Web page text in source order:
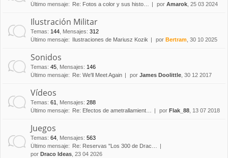
Último mensaje:
Re: Fotos a color y sus histo… por Amarok , 25 03 2024
Ilustración Militar
Temas: 144 Mensajes: 312
Último mensaje:
Ilustraciones de Mariusz Kozik por Bertram , 30 10 2025
Sonidos
Temas: 45 Mensajes: 146
Último mensaje:
Re: We'll Meet Again por James Doolittle , 30 12 2017
Vídeos
Temas: 61 Mensajes: 288
Último mensaje:
Re: Efectos de ametrallamient… por Flak_88 , 13 07 2018
Juegos
Temas: 64 Mensajes: 563
Último mensaje:
Re: Reservas "Los 300 de Drac…
por Draco Ideas , 23 04 2026